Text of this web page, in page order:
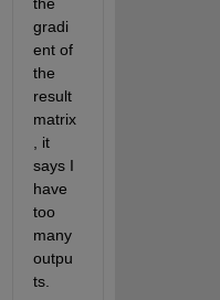
gradi
ent of
the
result
matrix
, it
says I
have
too
many
outpu
ts.